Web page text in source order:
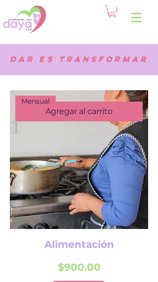
Dar es transformar
Agregar al carrito
Mensual
Alimentación
Precio
$900.00